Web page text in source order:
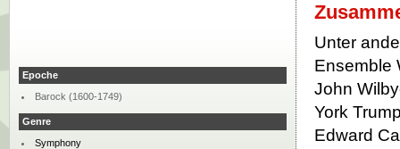
Unter
Ensemble
John
York
Edward
Epoche
Barock (1600-1749)
Genre
Symphony